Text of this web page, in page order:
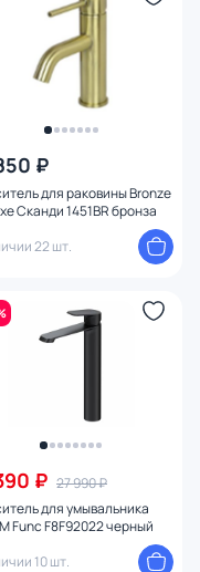
₽
для раковины Bronze
Сканди 1451BR бронза
22 шт.
₽ 27 990 ₽
для умывальника
Func F8F92022 черный
10 шт.